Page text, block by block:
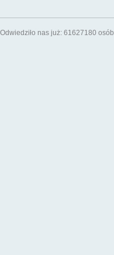
Odwiedziło nas już: 61627180 osób